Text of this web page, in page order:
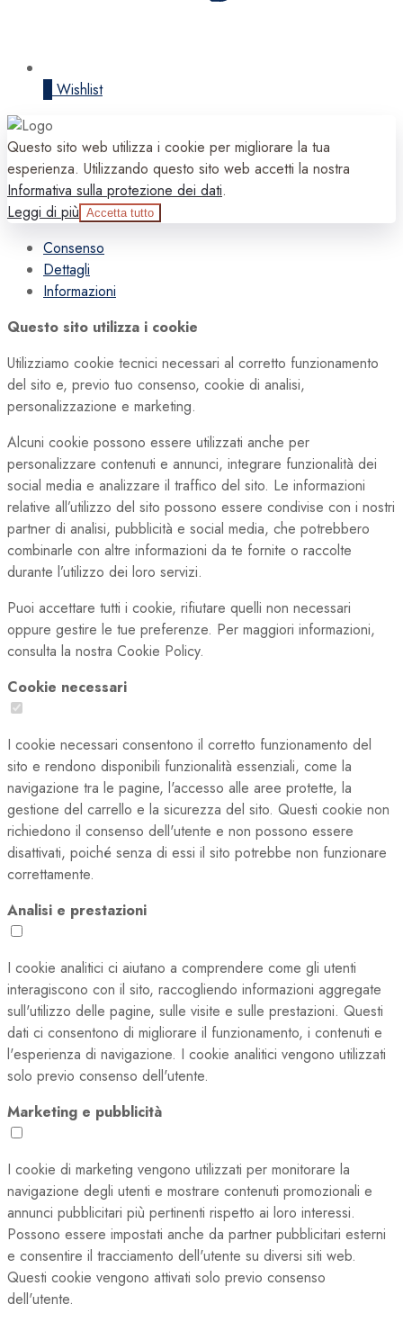
Wishlist
Questo sito web utilizza i cookie per migliorare la tua
esperienza. Utilizzando questo sito web accetti la nostra
Informativa sulla protezione dei dati.
Leggi di più Accetta tutto
Consenso
Dettagli
Informazioni
Questo sito utilizza i cookie
Utilizziamo cookie tecnici necessari al corretto funzionamento
del sito e, previo tuo consenso, cookie di analisi,
personalizzazione e marketing.
Alcuni cookie possono essere utilizzati anche per
personalizzare contenuti e annunci, integrare funzionalità dei
social media e analizzare il traffico del sito. Le informazioni
relative all’utilizzo del sito possono essere condivise con i nostri
partner di analisi, pubblicità e social media, che potrebbero
combinarle con altre informazioni da te fornite o raccolte
durante l’utilizzo dei loro servizi.
Puoi accettare tutti i cookie, rifiutare quelli non necessari
oppure gestire le tue preferenze. Per maggiori informazioni,
consulta la nostra Cookie Policy.
Cookie necessari
I cookie necessari consentono il corretto funzionamento del
sito e rendono disponibili funzionalità essenziali, come la
navigazione tra le pagine, l'accesso alle aree protette, la
gestione del carrello e la sicurezza del sito. Questi cookie non
richiedono il consenso dell'utente e non possono essere
disattivati, poiché senza di essi il sito potrebbe non funzionare
correttamente.
Analisi e prestazioni
I cookie analitici ci aiutano a comprendere come gli utenti
interagiscono con il sito, raccogliendo informazioni aggregate
sull'utilizzo delle pagine, sulle visite e sulle prestazioni. Questi
dati ci consentono di migliorare il funzionamento, i contenuti e
l'esperienza di navigazione. I cookie analitici vengono utilizzati
solo previo consenso dell'utente.
Marketing e pubblicità
I cookie di marketing vengono utilizzati per monitorare la
navigazione degli utenti e mostrare contenuti promozionali e
annunci pubblicitari più pertinenti rispetto ai loro interessi.
Possono essere impostati anche da partner pubblicitari esterni
e consentire il tracciamento dell'utente su diversi siti web.
Questi cookie vengono attivati solo previo consenso
dell'utente.